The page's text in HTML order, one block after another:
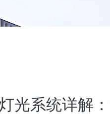
光系统详解